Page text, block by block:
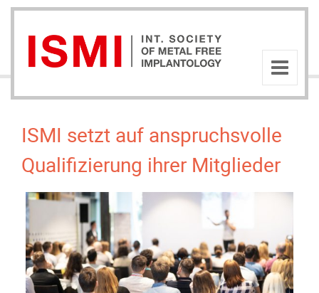
ISMI setzt auf anspruchsvolle
Qualifizierung ihrer Mitglieder